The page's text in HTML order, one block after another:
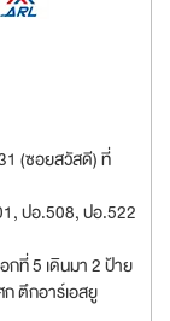
(ซอยสวัสดี) ที่
ปอ.508, ปอ.522
ที่ 5 เดินมา 2 ป้าย
ก ตึกอาร์เอสยู